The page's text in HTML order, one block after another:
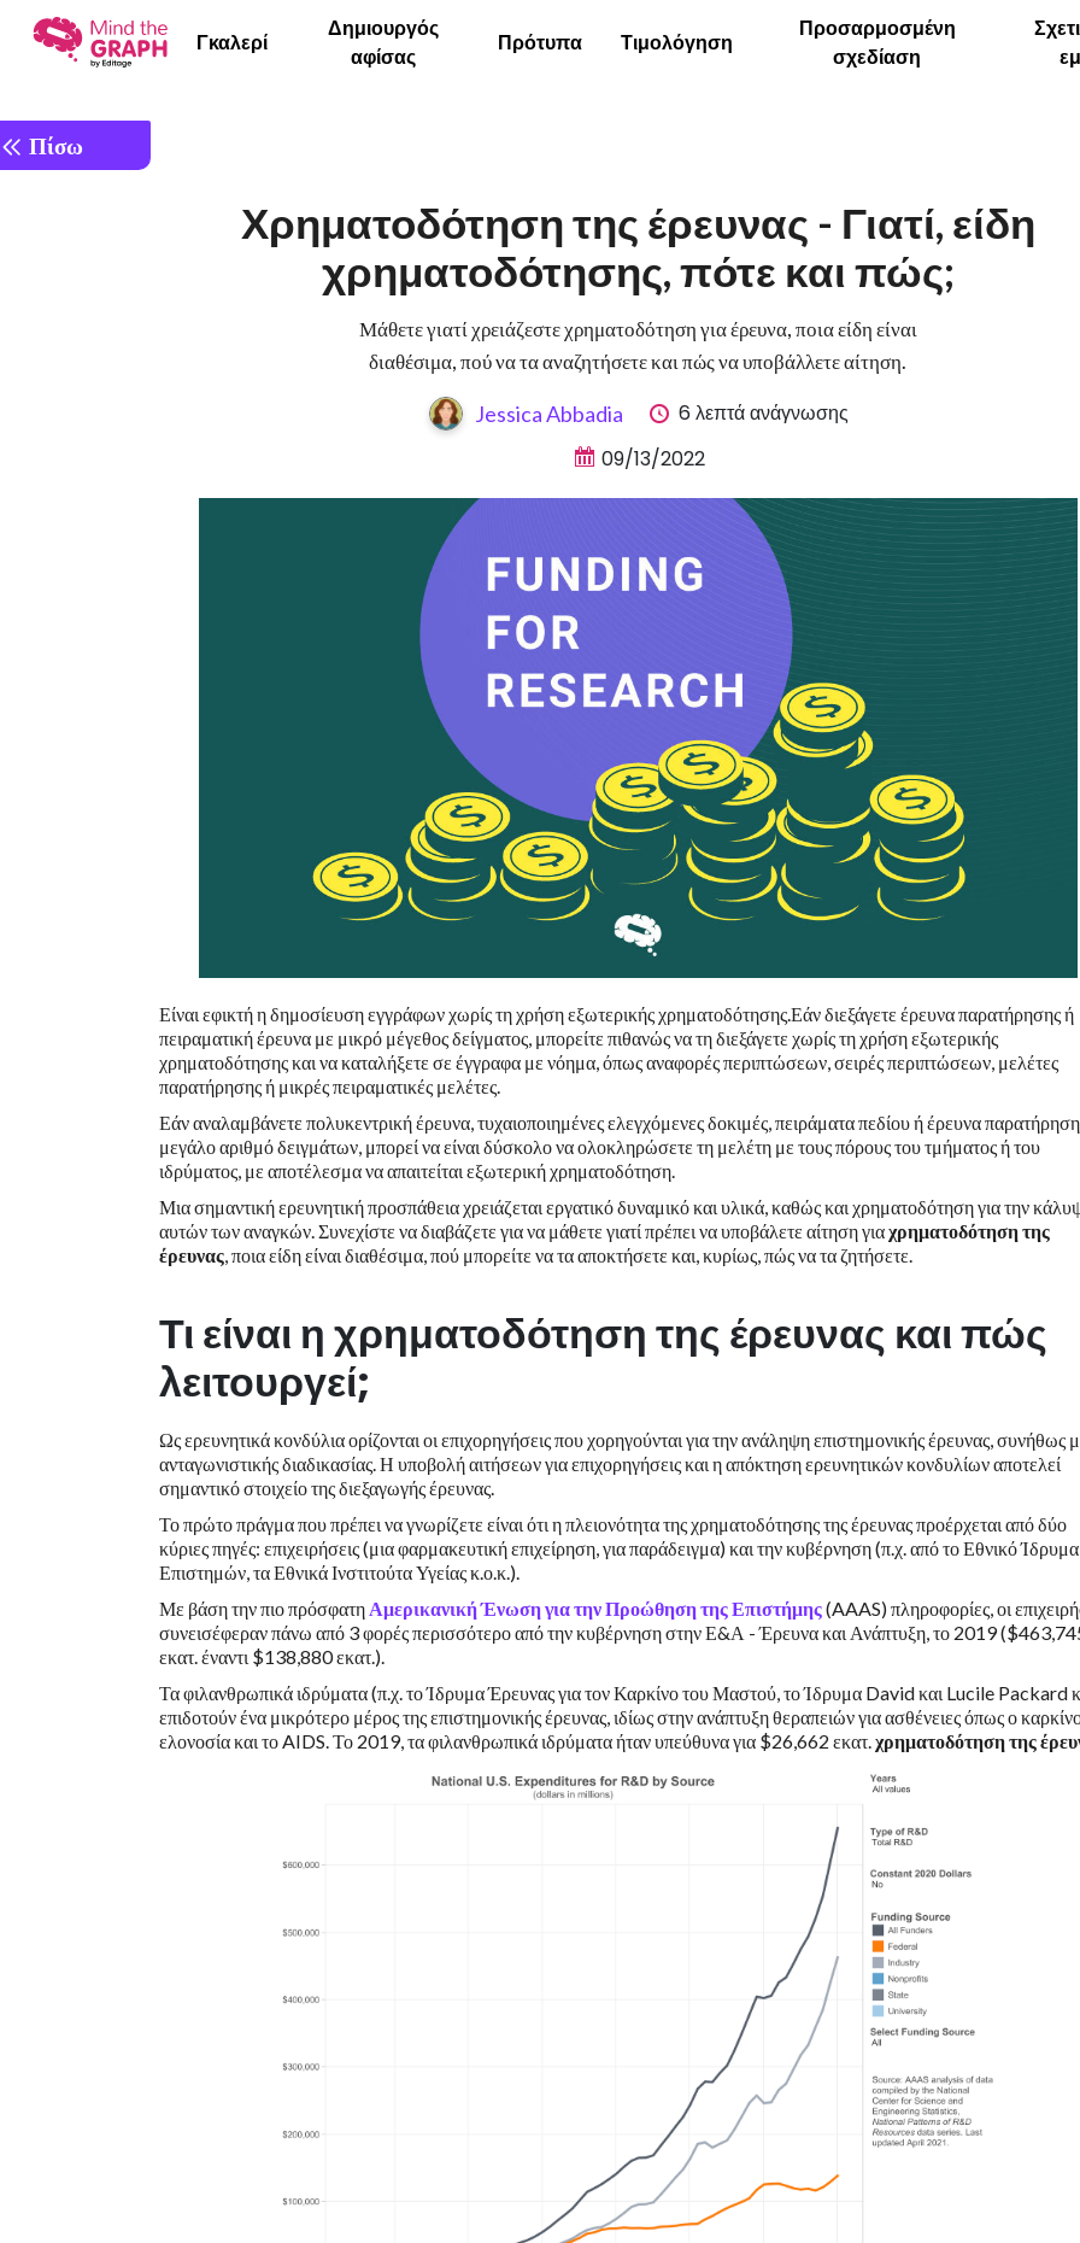
Γκαλερί
Δημιουργός
αφίσας
Πρότυπα Τιμολόγηση
Προσαρμοσμένη
σχεδίαση
Πίσω
Χρηματοδότηση της έρευνας - Γιατί, είδη
χρηματοδότησης, πότε και πώς;
Μάθετε γιατί χρειάζεστε χρηματοδότηση για έρευνα, ποια είδη είναι
διαθέσιμα, πού να τα αναζητήσετε και πώς να υποβάλλετε αίτηση.
Jessica Abbadia
6 λεπτά ανάγνωσης
09/13/2022
Είναι εφικτή η δημοσίευση εγγράφων χωρίς τη χρήση εξωτερικής χρηματοδότησης.Εάν διεξάγετε έρευνα παρατήρησης ή
πειραματική έρευνα με μικρό μέγεθος δείγματος, μπορείτε πιθανώς να τη διεξάγετε χωρίς τη χρήση εξωτερικής
χρηματοδότησης και να καταλήξετε σε έγγραφα με νόημα, όπως αναφορές περιπτώσεων, σειρές περιπτώσεων, μελέτες
παρατήρησης ή μικρές πειραματικές μελέτες.
Εάν αναλαμβάνετε πολυκεντρική έρευνα, τυχαιοποιημένες ελεγχόμενες δοκιμές, πειράματα πεδίου ή έρευνα
μεγάλο αριθμό δειγμάτων, μπορεί να είναι δύσκολο να ολοκληρώσετε τη μελέτη με τους πόρους του τμήματος ή του
ιδρύματος, με αποτέλεσμα να απαιτείται εξωτερική χρηματοδότηση.
Μια σημαντική ερευνητική προσπάθεια χρειάζεται εργατικό δυναμικό και υλικά, καθώς και χρηματοδότηση για την
αυτών των αναγκών. Συνεχίστε να διαβάζετε για να μάθετε γιατί πρέπει να υποβάλετε αίτηση γιαχρηματοδότηση της
έρευνας , ποια είδη είναι διαθέσιμα, πού μπορείτε να τα αποκτήσετε και, κυρίως, πώς να τα ζητήσετε.
Τι είναι η χρηματοδότηση της έρευνας και πώς
λειτουργεί;
Ως ερευνητικά κονδύλια ορίζονται οι επιχορηγήσεις που χορηγούνται για την ανάληψη επιστημονικής έρευνας, συνήθως
ανταγωνιστικής διαδικασίας. Η υποβολή αιτήσεων για επιχορηγήσεις και η απόκτηση ερευνητικών κονδυλίων αποτελεί
σημαντικό στοιχείο της διεξαγωγής έρευνας.
Το πρώτο πράγμα που πρέπει να γνωρίζετε είναι ότι η πλειονότητα της χρηματοδότησης της έρευνας προέρχεται από δύο
κύριες πηγές: επιχειρήσεις (μια φαρμακευτική επιχείρηση, για παράδειγμα) και την κυβέρνηση (π.χ. από το Εθνικό Ίδρυμα
Επιστημών, τα Εθνικά Ινστιτούτα Υγείας κ.ο.κ.).
Με βάση την πιο πρόσφατη Αμερικανική Ένωση για την Προώθηση της Επιστήμης(AAAS) πληροφορίες, οι
συνεισέφεραν πάνω από 3 φορές περισσότερο από την κυβέρνηση στην Ε&Α - Έρευνα και Ανάπτυξη, το 2019
εκατ. έναντι $138,880 εκατ.).
Τα φιλανθρωπικά ιδρύματα (π.χ. το Ίδρυμα Έρευνας για τον Καρκίνο του Μαστού, το Ίδρυμα David και Lucile Packard
επιδοτούν ένα μικρότερο μέρος της επιστημονικής έρευνας, ιδίως στην ανάπτυξη θεραπειών για ασθένειες όπως ο
ελονοσία και το AIDS. Το 2019, τα φιλανθρωπικά ιδρύματα ήταν υπεύθυνα για $26,662 εκατ. χρηματοδότηση της